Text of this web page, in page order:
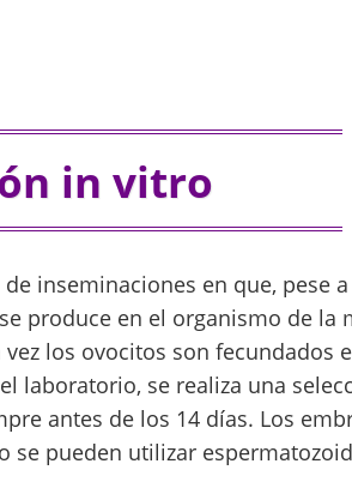
in vitro
inseminaciones en que, pese
produce en el organismo de la
los ovocitos son fecundados
laboratorio, se realiza una
antes de los 14 días. Los
se pueden utilizar